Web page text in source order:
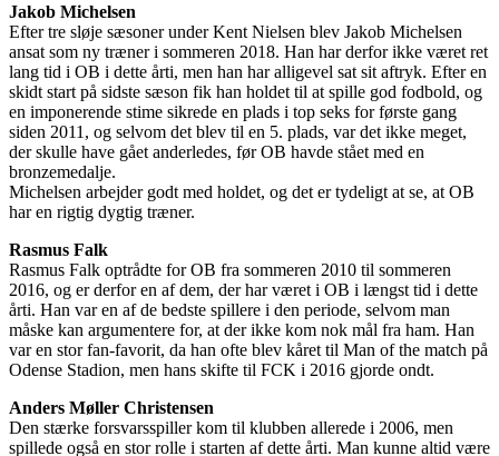
Jakob Michelsen
Efter tre sløje sæsoner under Kent Nielsen blev Jakob Michelsen
ansat som ny træner i sommeren 2018. Han har derfor ikke været ret
lang tid i OB i dette årti, men han har alligevel sat sit aftryk. Efter en
skidt start på sidste sæson fik han holdet til at spille god fodbold, og
en imponerende stime sikrede en plads i top seks for første gang
siden 2011, og selvom det blev til en 5. plads, var det ikke meget,
der skulle have gået anderledes, før OB havde stået med en
bronzemedalje.
Michelsen arbejder godt med holdet, og det er tydeligt at se, at OB
har en rigtig dygtig træner.
Rasmus Falk
Rasmus Falk optrådte for OB fra sommeren 2010 til sommeren
2016, og er derfor en af dem, der har været i OB i længst tid i dette
årti. Han var en af de bedste spillere i den periode, selvom man
måske kan argumentere for, at der ikke kom nok mål fra ham. Han
var en stor fan-favorit, da han ofte blev kåret til Man of the match på
Odense Stadion, men hans skifte til FCK i 2016 gjorde ondt.
Anders Møller Christensen
Den stærke forsvarsspiller kom til klubben allerede i 2006, men
spillede også en stor rolle i starten af dette årti. Man kunne altid være